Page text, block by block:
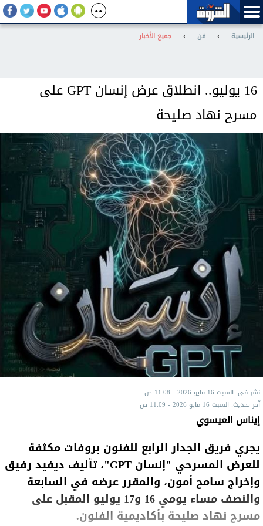
الرئيسية › فن › جميع الأخبار
16 يوليو.. انطلاق عرض إنسان GPT على
مسرح نهاد صليحة
نشر في: السبت 16 مايو 2026 - 11:08 ص
آخر تحديث: السبت 16 مايو 2026 - 11:09 ص
إيناس العيسوي
يجري فريق الجدار الرابع للفنون بروفات مكثفة
للعرض المسرحي "إنسان GPT"، تأليف ديفيد رفيق
وإخراج سامح أمون، والمقرر عرضه في السابعة
والنصف مساء يومي 16 و17 يوليو المقبل على
مسرح نهاد صليحة بأكاديمية الفنون.